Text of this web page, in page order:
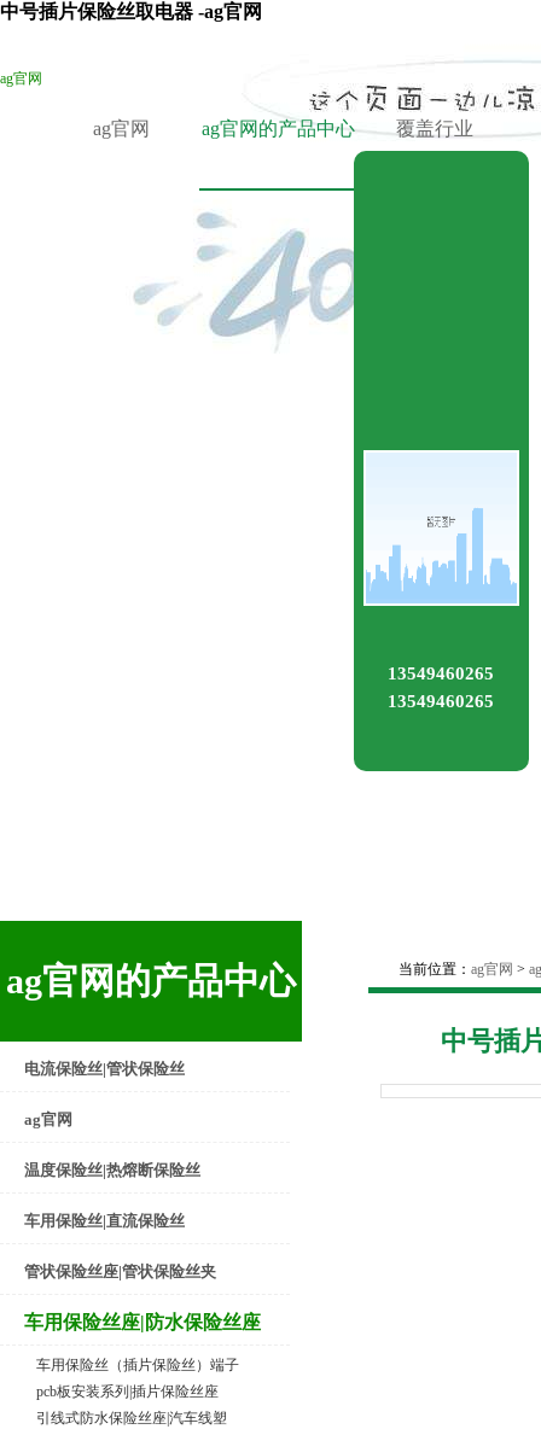
中号插片保险丝取电器 -ag官网
ag官网
ag官网 ag官网的产品中心 覆盖行业
ag官网的产品中心
电流保险丝|管状保险丝
ag官网
温度保险丝|热熔断保险丝
车用保险丝|直流保险丝
管状保险丝座|管状保险丝夹
车用保险丝座|防水保险丝座
车用保险丝（插片保险丝）端子
pcb板安装系列|插片保险丝座
引线式防水保险丝座|汽车线塑
当前位置： ag官网 >
中号插
13549460265
13549460265